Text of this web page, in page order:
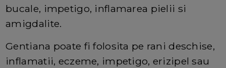
bucale, impetigo, inflamarea pielii si
amigdalite.
Gentiana poate fi folosita pe rani deschise,
inflamatii, eczeme, impetigo, erizipel sau